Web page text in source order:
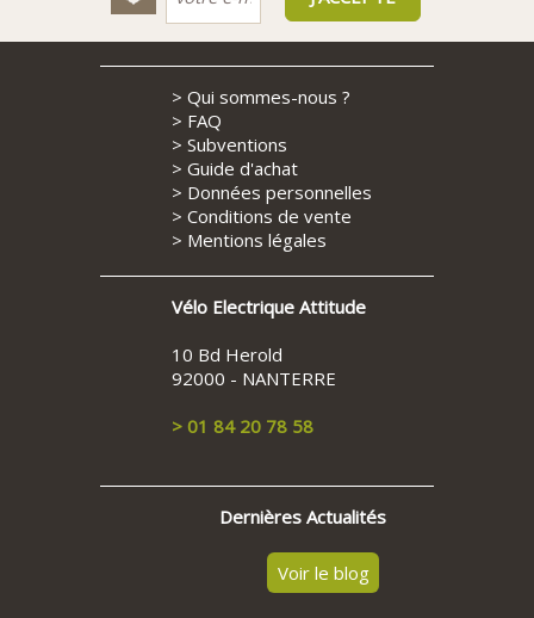
> Qui sommes-nous ?
> FAQ
> Subventions
> Guide d'achat
> Données personnelles
> Conditions de vente
> Mentions légales
Vélo Electrique Attitude
10 Bd Herold
92000 - NANTERRE
> 01 84 20 78 58
Dernières Actualités
Voir le blog